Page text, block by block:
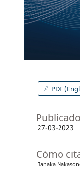
PDF
Publicado
27-03-2023
Cómo
Tanaka